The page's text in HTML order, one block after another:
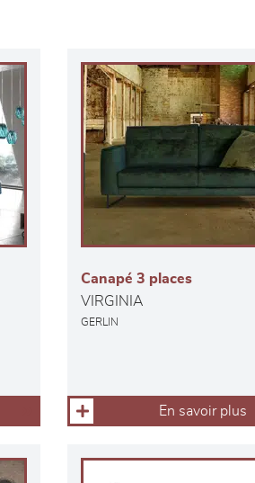
Canapé 3 places
VIRGINIA
GERLIN
En savoir plus